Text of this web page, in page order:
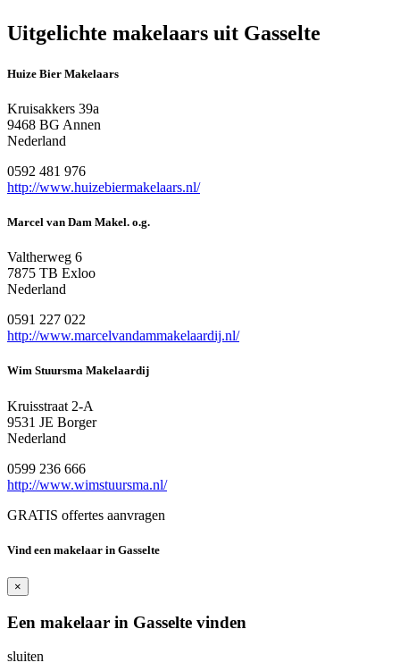
Uitgelichte makelaars uit Gasselte
Huize Bier Makelaars
Kruisakkers 39a
9468 BG Annen
Nederland
0592 481 976
http://www.huizebiermakelaars.nl/
Marcel van Dam Makel. o.g.
Valtherweg 6
7875 TB Exloo
Nederland
0591 227 022
http://www.marcelvandammakelaardij.nl/
Wim Stuursma Makelaardij
Kruisstraat 2-A
9531 JE Borger
Nederland
0599 236 666
http://www.wimstuursma.nl/
GRATIS offertes aanvragen
Vind een makelaar in Gasselte
×
Een makelaar in Gasselte vinden
sluiten